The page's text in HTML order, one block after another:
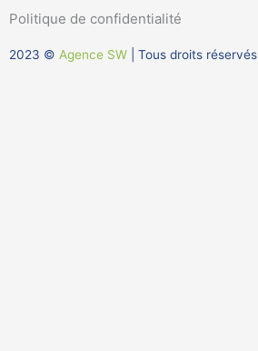
i
n
-
e
Politique de confidentialité
2023 © Agence SW | Tous droits réservés